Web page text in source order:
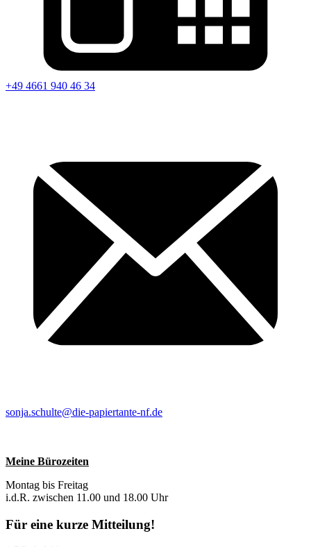
+49 4661 940 46 34
sonja.schulte@die-papiertante-nf.de
Meine Bürozeiten
Montag bis Freitag
i.d.R. zwischen 11.00 und 18.00 Uhr
Für eine kurze Mitteilung!